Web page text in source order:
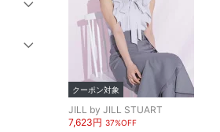
％OFF
クーポン対象
JILL by JILL STUART
7,623円 37%OFF